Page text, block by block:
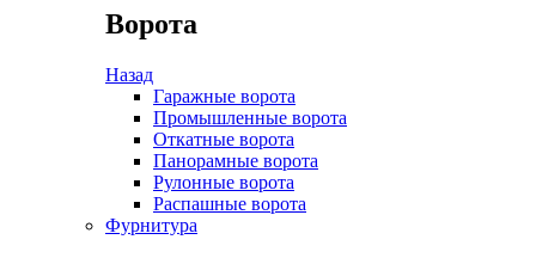
Ворота
Назад
Гаражные ворота
Промышленные ворота
Откатные ворота
Панорамные ворота
Рулонные ворота
Распашные ворота
Фурнитура